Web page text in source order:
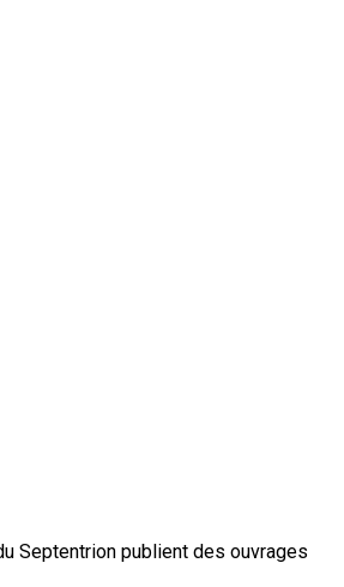
Septentrion publient des ouvrages